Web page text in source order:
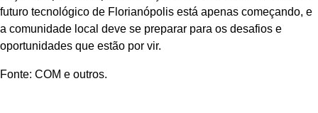
futuro tecnológico de Florianópolis está apenas começando, e
a comunidade local deve se preparar para os desafios e
oportunidades que estão por vir.
Fonte: COM e outros.